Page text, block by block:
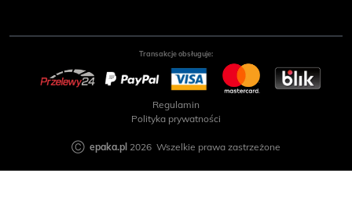
Transakcje obsługuje:
Regulamin
Polityka prywatności
Ⓒ epaka.pl 2026 Wszelkie prawa zastrzeżone